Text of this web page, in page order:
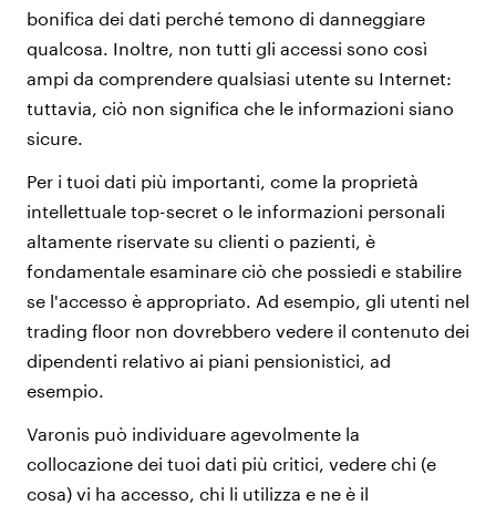
bonifica dei dati perché temono di danneggiare
qualcosa. Inoltre, non tutti gli accessi sono così
ampi da comprendere qualsiasi utente su Internet:
tuttavia, ciò non significa che le informazioni siano
sicure.
Per i tuoi dati più importanti, come la proprietà
intellettuale top-secret o le informazioni personali
altamente riservate su clienti o pazienti, è
fondamentale esaminare ciò che possiedi e stabilire
se l'accesso è appropriato. Ad esempio, gli utenti nel
trading floor non dovrebbero vedere il contenuto dei
dipendenti relativo ai piani pensionistici, ad
esempio.
Varonis può individuare agevolmente la
collocazione dei tuoi dati più critici, vedere chi (e
cosa) vi ha accesso, chi li utilizza e ne è il